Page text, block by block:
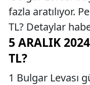
fazla aratılıyor.
TL? Detaylar
5 ARALIK
TL?
1 Bulgar Levası